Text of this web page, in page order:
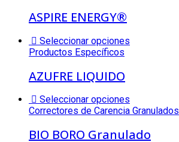
ASPIRE ENERGY®
Seleccionar opciones
Productos Específicos
AZUFRE LIQUIDO
Seleccionar opciones
Correctores de Carencia Granulados
BIO BORO Granulado